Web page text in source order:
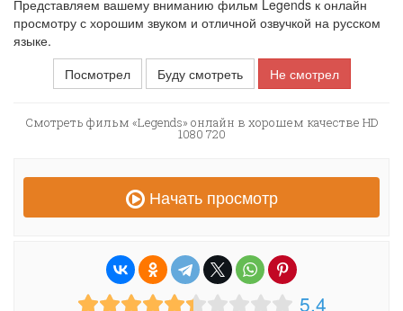
Представляем вашему вниманию фильм Legends к онлайн
просмотру с хорошим звуком и отличной озвучкой на русском
языке.
Посмотрел
Буду смотреть Не смотрел
Смотреть фильм «Legends» онлайн в хорошем качестве HD
1080 720
Начать просмотр
5.4